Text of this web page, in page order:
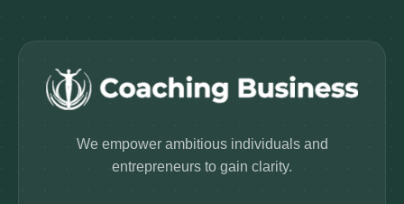
We empower ambitious individuals and
entrepreneurs to gain clarity.